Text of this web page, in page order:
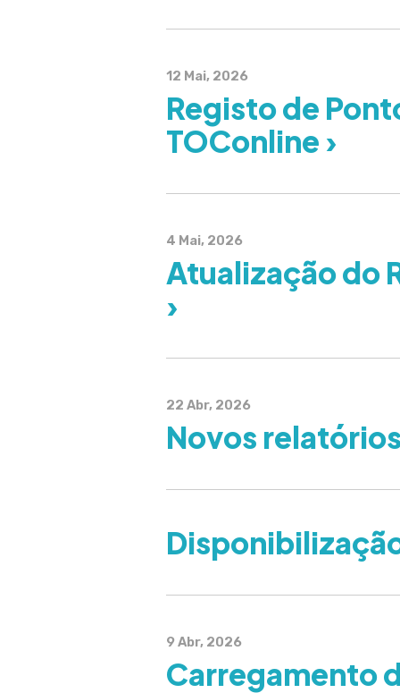
12 Mai, 2026
Registo de
TOConline ›
4 Mai, 2026
Atualização do
›
22 Abr, 2026
Novos
9 Abr, 2026
Carregamento